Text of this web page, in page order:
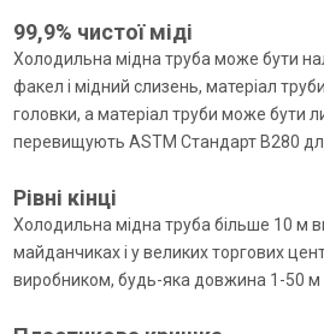
99,9% чистої міді
Холодильна мідна труба може бути
факел і мідний слизень, матеріал
головки, а матеріал труби може бути
перевищують ASTM Стандарт B280
Рівні кінці
Холодильна мідна труба більше 10 м
майданчиках і у великих торгових
виробником, будь-яка довжина 1-50